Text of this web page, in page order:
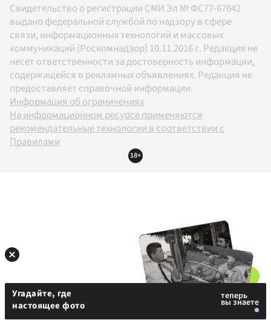
Свидетельство о регистрации СМИ Эл № ФС77-67642
выдано федеральной службой по надзору в сфере
связи, информационных технологий и массовых
коммуникаций (Роскомнадзор) 10.11.2016 г. Редакция не
несет ответственности за достоверность информации,
содержащейся в рекламных объявлениях. Редакция не
предоставляет справочной информации.
Информация об ограничениях
На информационном ресурсе применяются
рекомендательные технологии в соответствии с
Правилами
18+
Угадайте, где
настоящее фото